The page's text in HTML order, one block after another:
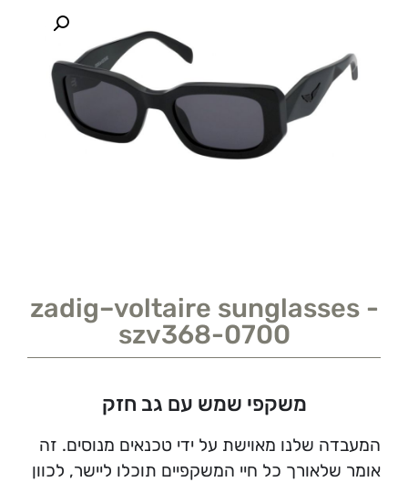
zadig–voltaire sunglasses -
szv368-0700
משקפי שמש עם גב חזק
המעבדה שלנו מאוישת על ידי טכנאים מנוסים. זה
אומר שלאורך כל חיי המשקפיים תוכלו ליישר, לכוון